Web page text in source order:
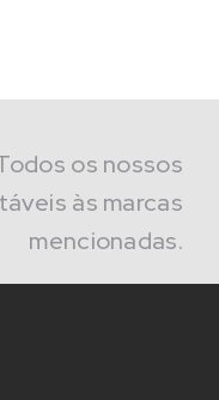
os nossos
às marcas
mencionadas.